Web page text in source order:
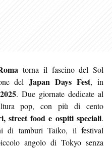
torna il fascino del Sol
delJapan Days Fest, in
. Due giornate dedicate al
pop, con più di cento
street food e ospiti speciali.
di tamburi Taiko, il festival
angolo di Tokyo senza